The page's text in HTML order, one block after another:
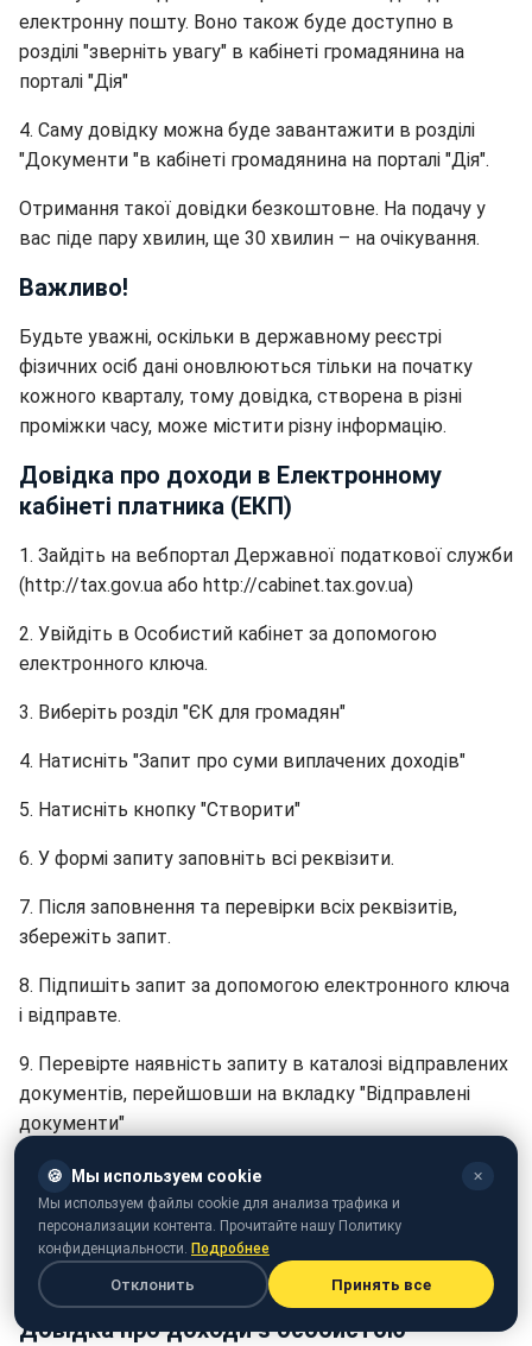
електронну пошту. Воно також буде доступно в
розділі "зверніть увагу" в кабінеті громадянина на
порталі "Дія"
4. Саму довідку можна буде завантажити в розділі
"Документи "в кабінеті громадянина на порталі "Дія".
Отримання такої довідки безкоштовне. На подачу у
вас піде пару хвилин, ще 30 хвилин – на очікування.
Важливо!
Будьте уважні, оскільки в державному реєстрі
фізичних осіб дані оновлюються тільки на початку
кожного кварталу, тому довідка, створена в різні
проміжки часу, може містити різну інформацію.
Довідка про доходи в Електронному
кабінеті платника (ЕКП)
1. Зайдіть на вебпортал Державної податкової служби
(http://tax.gov.ua або http://cabinet.tax.gov.ua)
2. Увійдіть в Особистий кабінет за допомогою
електронного ключа.
3. Виберіть розділ "ЄК для громадян"
4. Натисніть "Запит про суми виплачених доходів"
5. Натисніть кнопку "Створити"
6. У формі запиту заповніть всі реквізити.
7. Після заповнення та перевірки всіх реквізитів,
збережіть запит.
8. Підпишіть запит за допомогою електронного ключа
і відправте.
9. Перевірте наявність запиту в каталозі відправлених
документів, перейшовши на вкладку "Відправлені
документи"
10. Дочекайтеся повідомлення в особистому
електронному кабінеті платника податків.
11. Перевірте отриманий документ. При необхідності
його можна завантажити або роздрукувати.
Довідка про доходи з особистою
🍪 Мы используем cookie ✕
Мы используем файлы cookie для анализа трафика и
персонализации контента. Прочитайте нашу Политику
конфиденциальности. Подробнее
Отклонить Принять все